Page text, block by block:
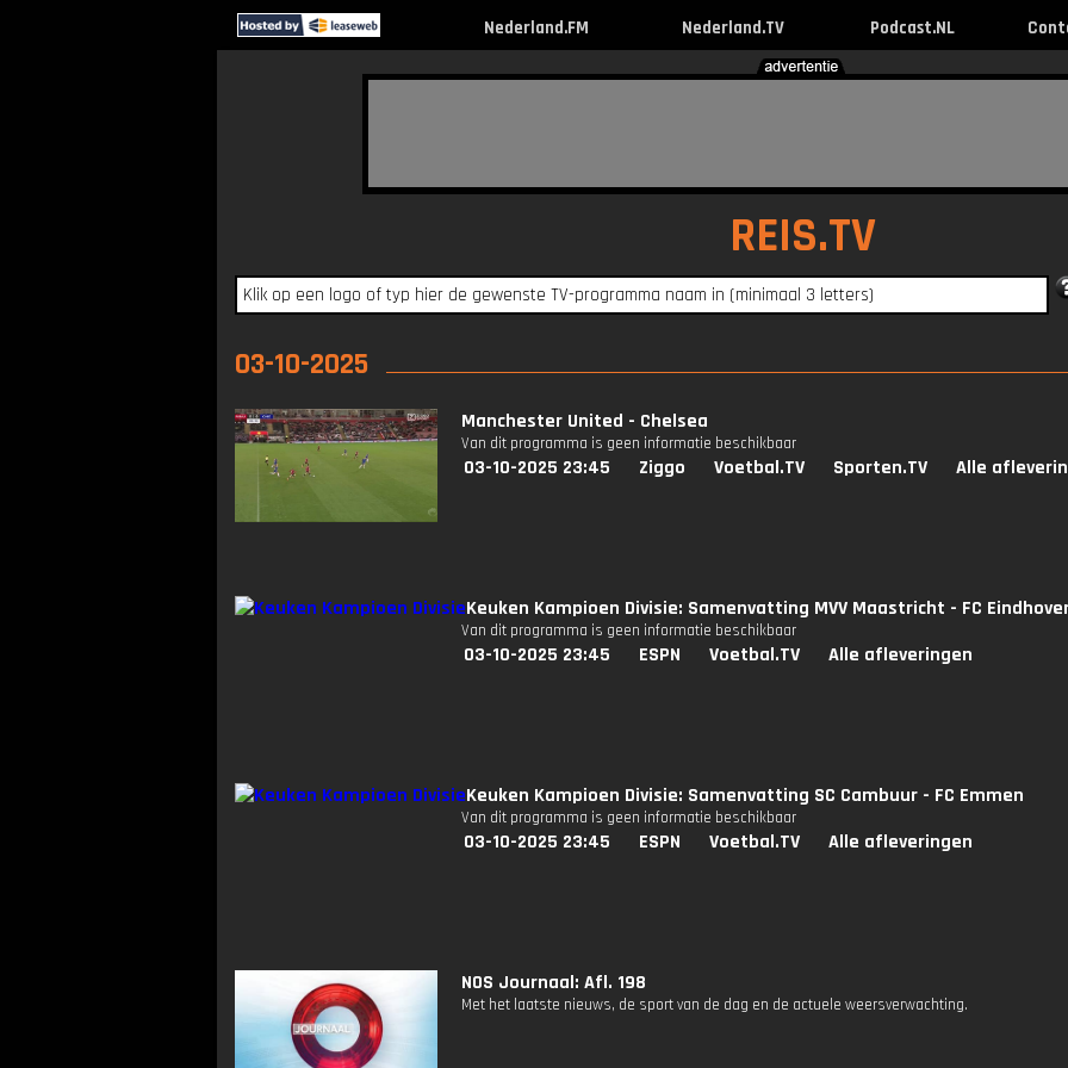
Nederland.FM Nederland.TV Podcast.NL
REIS.TV
03-10-2025
Manchester United - Chelsea
Van dit programma is geen informatie beschikbaar
03-10-2025 23:45 Ziggo Voetbal.TV Sporten.TV Alle
Keuken Kampioen Divisie: Samenvatting MVV Maastricht - FC
Van dit programma is geen informatie beschikbaar
03-10-2025 23:45 ESPN Voetbal.TV Alle afleveringen
Keuken Kampioen Divisie: Samenvatting SC Cambuur - FC Emmen
Van dit programma is geen informatie beschikbaar
03-10-2025 23:45 ESPN Voetbal.TV Alle afleveringen
NOS Journaal: Afl. 198
Met het laatste nieuws, de sport van de dag en de actuele weersverwachting.